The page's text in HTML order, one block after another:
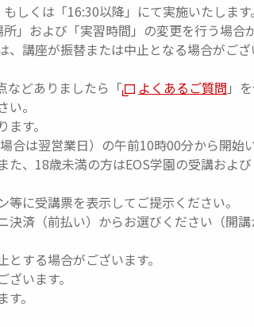
しくは「16:30以降」にて実施いたします
」および「実習時間」の変更を行う場合
講座が振替または中止となる場合がござ
などありましたら「
よくあるご質問 」
。
す。
合は翌営業日）の午前10時00分から開始
、18歳未満の方はEOS学園の受講およ
に受講票を表示してご提示ください。
済（前払い）からお選びください（開
する場合がございます。
います。
。